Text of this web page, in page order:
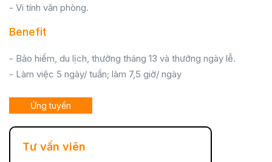
- Vi tính văn phòng.
Benefit
- Bảo hiểm, du lịch, thưởng tháng 13 và thưởng ngày lễ.
- Làm việc 5 ngày/ tuần; làm 7,5 giờ/ ngày
Ứng tuyển
Tư vấn viên